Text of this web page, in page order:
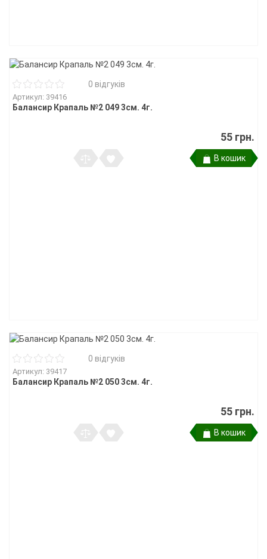
0 відгуків
Артикул: 39416
Балансир Крапаль №2 049 3см. 4г.
55 грн.
В кошик
0 відгуків
Артикул: 39417
Балансир Крапаль №2 050 3см. 4г.
55 грн.
В кошик